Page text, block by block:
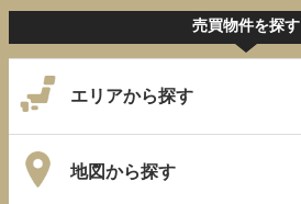
売買物件を探す
エリアから探す
地図から探す